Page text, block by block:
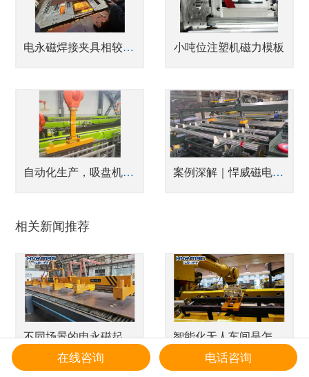
电永磁焊接夹具相较传统夹具的对比 小吨位注塑机磁力模板
自动化生产，吸盘机械手搬运钢管的案例 案例深解｜悍威磁电赋能潍坊亿斯特，攻克薄壁钢管“5秒极速码垛”零掉件难题
相关新闻推荐
不同场景的电永磁起重器该如何选择？ 智能化无人车间是怎么搬运的
在线咨询 电话咨询